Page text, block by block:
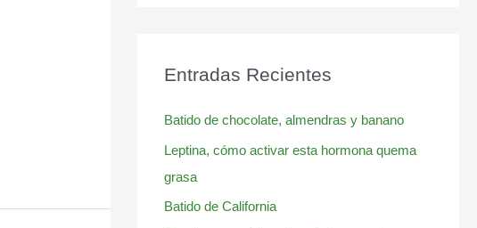
Entradas Recientes
Batido de chocolate, almendras y banano
Leptina, cómo activar esta hormona quema
grasa
Batido de California